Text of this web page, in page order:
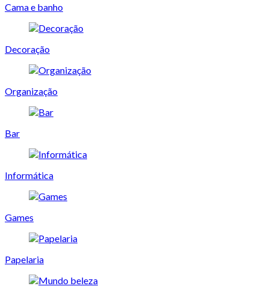
Cama e banho
Decoração
Organização
Bar
Informática
Games
Papelaria